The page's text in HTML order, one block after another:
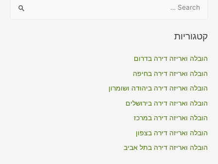
r
o
r
:
קטגוריות
הובלה ואריזה דירה בדרום
הובלה ואריזה דירה בחיפה
הובלה ואריזה דירה ביהודה ושומרון
הובלה ואריזה דירה בירושלים
הובלה ואריזה דירה במרכז
הובלה ואריזה דירה בצפון
הובלה ואריזה דירה בתל אביב